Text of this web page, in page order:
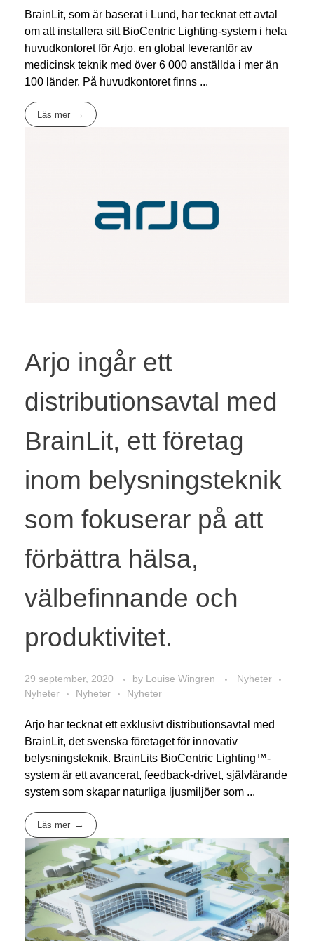
BrainLit, som är baserat i Lund, har tecknat ett avtal
om att installera sitt BioCentric Lighting-system i hela
huvudkontoret för Arjo, en global leverantör av
medicinsk teknik med över 6 000 anställda i mer än
100 länder. På huvudkontoret finns ...
Läs mer
Arjo ingår ett
distributionsavtal med
BrainLit, ett företag
inom belysningsteknik
som fokuserar på att
förbättra hälsa,
välbefinnande och
produktivitet.
29 september, 2020 by Louise Wingren
Nyheter
Nyheter
Nyheter Nyheter
Arjo har tecknat ett exklusivt distributionsavtal med
BrainLit, det svenska företaget för innovativ
belysningsteknik. BrainLits BioCentric Lighting™-
system är ett avancerat, feedback-drivet, självlärande
system som skapar naturliga ljusmiljöer som ...
Läs mer